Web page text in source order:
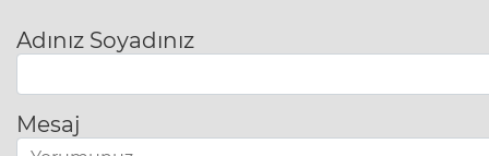
Adınız Soyadınız
Mesaj